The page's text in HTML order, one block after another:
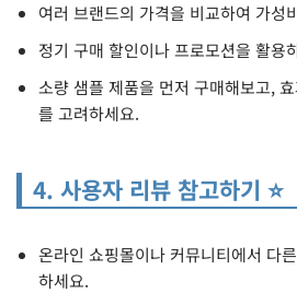
여러 브랜드의 가격을 비교하여 가성
정기 구매 할인이나 프로모션을 활용
소량 샘플 제품을 먼저 구매해보고,
를 고려하세요.
4. 사용자 리뷰 참고하기 ⭐
온라인 쇼핑몰이나 커뮤니티에서 다
하세요.